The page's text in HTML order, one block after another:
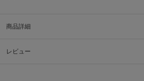
商品詳細
レビュー